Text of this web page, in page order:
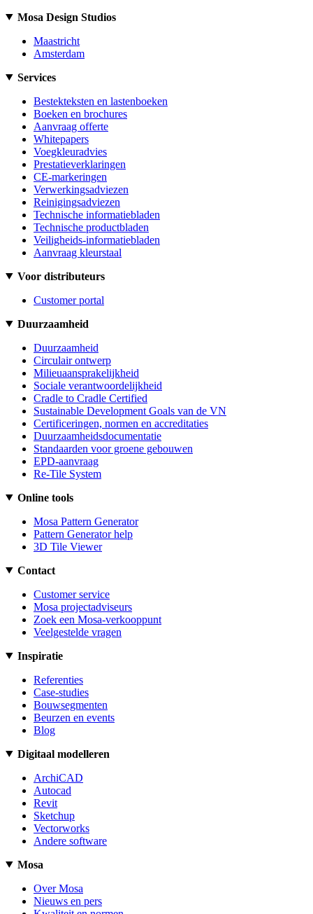
Mosa Design Studios
Maastricht
Amsterdam
Services
Bestekteksten en lastenboeken
Boeken en brochures
Aanvraag offerte
Whitepapers
Voegkleuradvies
Prestatieverklaringen
CE-markeringen
Verwerkingsadviezen
Reinigingsadviezen
Technische informatiebladen
Technische productbladen
Veiligheids-informatiebladen
Aanvraag kleurstaal
Voor distributeurs
Customer portal
Duurzaamheid
Duurzaamheid
Circulair ontwerp
Milieuaansprakelijkheid
Sociale verantwoordelijkheid
Cradle to Cradle Certified
Sustainable Development Goals van de VN
Certificeringen, normen en accreditaties
Duurzaamheidsdocumentatie
Standaarden voor groene gebouwen
EPD-aanvraag
Re-Tile System
Online tools
Mosa Pattern Generator
Pattern Generator help
3D Tile Viewer
Contact
Customer service
Mosa projectadviseurs
Zoek een Mosa-verkooppunt
Veelgestelde vragen
Inspiratie
Referenties
Case-studies
Bouwsegmenten
Beurzen en events
Blog
Digitaal modelleren
ArchiCAD
Autocad
Revit
Sketchup
Vectorworks
Andere software
Mosa
Over Mosa
Nieuws en pers